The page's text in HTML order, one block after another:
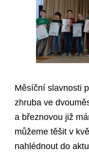
Měsíční slavnosti
zhruba ve
a březnovou již
můžeme těšit v
nahlédnout do